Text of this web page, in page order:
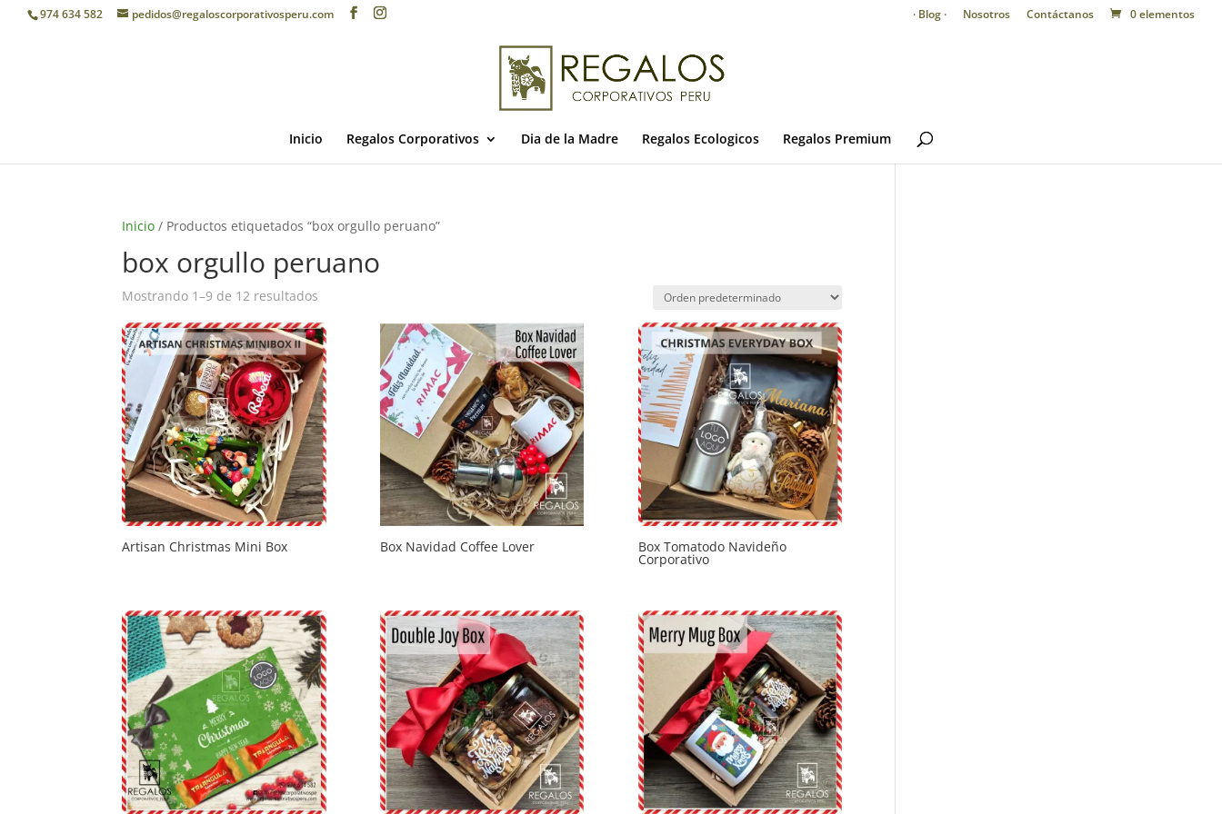
974 634 582 pedidos@regaloscorporativosperu.com · Blog · Nosotros Contáctanos 0 elementos
Inicio Regalos Corporativos Dia de la Madre Regalos Ecologicos Regalos Premium
Inicio / Productos etiquetados “box orgullo peruano”
box orgullo peruano
Mostrando 1–9 de 12 resultados
Artisan Christmas Mini Box Box Navidad Coffee Lover Box Tomatodo Navideño
Corporativo